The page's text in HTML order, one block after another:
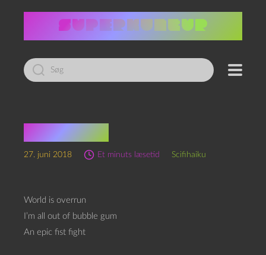
Led
efter:
Scifihaiku
27. juni 2018 Et minuts læsetid Scifihaiku
World is overrun
I’m all out of bubble gum
An epic fist fight